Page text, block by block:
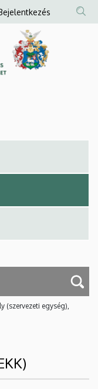
Felhasználói
(szervezeti egység),